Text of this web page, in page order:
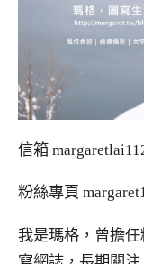
信箱
粉絲專頁
我是瑪格，曾擔